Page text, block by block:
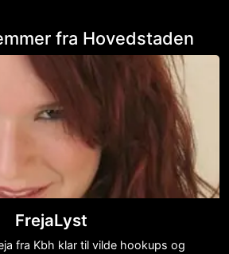
fra Hovedstaden
FrejaLyst
fra Kbh klar til vilde hookups og